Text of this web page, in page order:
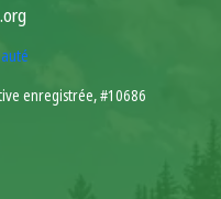
enregistrée, #10686